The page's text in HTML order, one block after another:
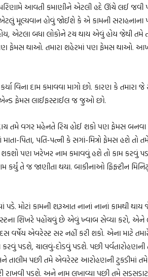
આવતી કમાણીને એટલી હદે ઊંચે લઈ
મૂલ્યવાન હોવું જોઈશે કે એ કામની સરાહનાના
એટલા બધા લોકોને ટચ થાય એવું હોય જેથી તમે
પણ ફેમસ થાઓ. તમારા શહેરમાં પણ ફેમસ થાઓ.
વિના દામ કમાવવા માગો છો. કારણ કે તમારા
એન્ડ ફેમસ લાઈફસ્ટાઈલ જ જુઓ છો.
તમે વગર મહેનતે રિચ હોઈ શકો પણ ફેમસ બનવા
પિતા, પતિ-પત્ની કે સગાં-મિત્રો ફેમસ હશે તો
પણ ખરેખર નામ કમાવવું હશે તો કામ કરવું
કર્યું તે જ જાણીતા થયા. બાકીનાઓ ફિફ્ટીન
પડે. મોટાં કામની શરૂઆત નાનાં નાનાં કામથી થાય
શિખરે પહોંચવું છે એવું ખ્વાબ સેવ્યા કરો,
દસ વર્ષેય એવરેસ્ટ સર નહીં કરી શકો. એના માટે
પડશે, ચાલવું-દોડવું પડશે. પછી પર્વતારોહણની
તાલીમ પછી તમે એવરેસ્ટ આરોહણની ટુકડીમાં તમે
રાખવી પડશે. અને નામ લખાવ્યા પછી તમે